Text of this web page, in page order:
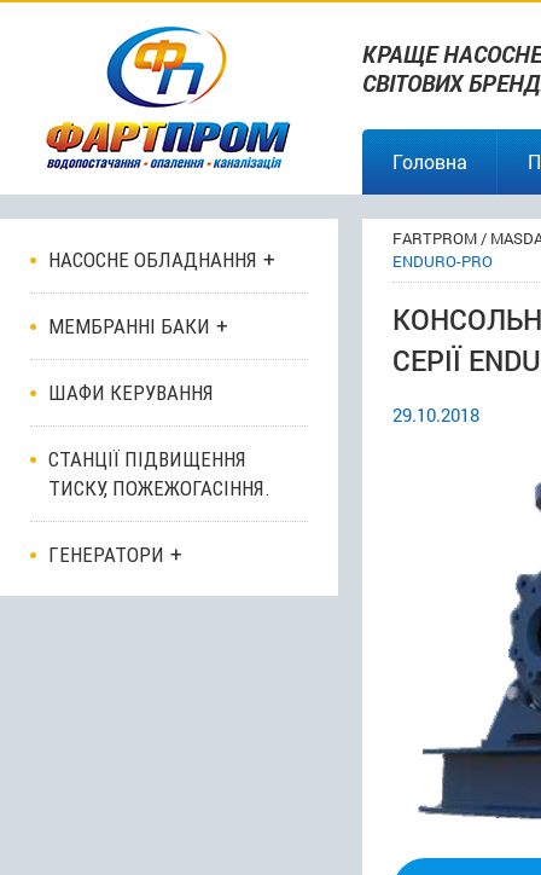
КРАЩЕ
СВІТОВИХ
Головна
НАСОСНЕ ОБЛАДНАННЯ
МЕМБРАННІ БАКИ
ШАФИ КЕРУВАННЯ
СТАНЦІЇ ПІДВИЩЕННЯ
ТИСКУ, ПОЖЕЖОГАСІННЯ.
ГЕНЕРАТОРИ
FARTPROM/
ENDURO-PRO
СЕРІЇ
29.10.2018